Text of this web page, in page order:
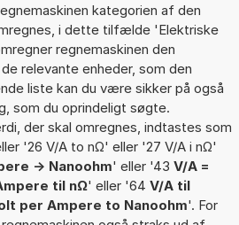
kategorien af den
i dette tilfælde 'Elektriske
regnemaskinen den
relevante enheder, som den
liste kan du være sikker på også
som du oprindeligt søgte.
der skal omregnes, indtastes som
'26 V/A to nΩ' eller '27 V/A i nΩ'
-> Nanoohm' eller '43 V/A =
til nΩ' eller '64 V/A til
per Ampere to Nanoohm'. For